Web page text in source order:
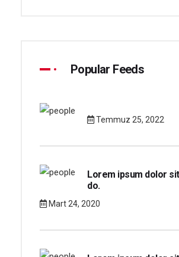
Popular Feeds
Temmuz 25, 2022
Lorem ipsum dolor
do.
Mart 24, 2020